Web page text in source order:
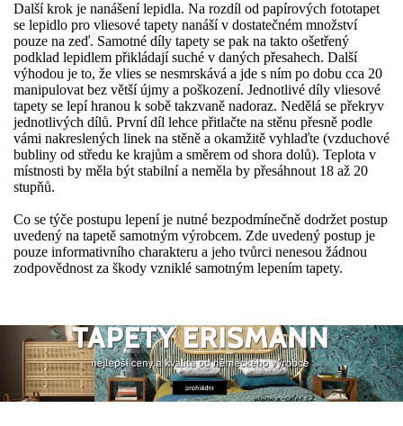
Další krok je nanášení lepidla. Na rozdíl od papírových fototapet
se lepidlo pro vliesové tapety nanáší v dostatečném množství
pouze na zeď. Samotné díly tapety se pak na takto ošetřený
podklad lepidlem přikládají suché v daných přesahech. Další
výhodou je to, že vlies se nesmrskává a jde s ním po dobu cca 20
manipulovat bez větší újmy a poškození. Jednotlivé díly vliesové
tapety se lepí hranou k sobě takzvaně nadoraz. Nedělá se překryv
jednotlivých dílů. První díl lehce přitlačte na stěnu přesně podle
vámi nakreslených linek na stěně a okamžitě vyhlaďte (vzduchové
bubliny od středu ke krajům a směrem od shora dolů). Teplota v
místnosti by měla být stabilní a neměla by přesáhnout 18 až 20
stupňů.
Co se týče postupu lepení je nutné bezpodmínečně dodržet postup
uvedený na tapetě samotným výrobcem. Zde uvedený postup je
pouze informativního charakteru a jeho tvůrci nenesou žádnou
zodpovědnost za škody vzniklé samotným lepením tapety.